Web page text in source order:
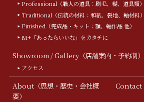
Professional（職人の道具：刷毛、糊、道具類）
Traditional（伝統の材料：和紙、裂地、軸材料）
Finished（完成品・キット：額、軸作品 他）
M+「あったらいいな」をカタチに
Showroom / Gallery（店舗案内・予約制）
アクセス
About（思想・歴史・会社概
要）
Contact